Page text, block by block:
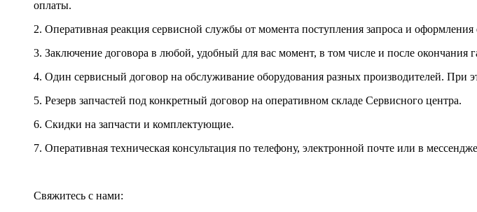
оплаты.
2. Оперативная реакция сервисной службы от момента поступления запроса и
3. Заключение договора в любой, удобный для вас момент, в том числе и после окончания
4. Один сервисный договор на обслуживание оборудования разных производителей. При
5. Резерв запчастей под конкретный договор на оперативном складе Сервисного центра.
6. Скидки на запчасти и комплектующие.
7. Оперативная техническая консультация по телефону, электронной почте или в
Свяжитесь с нами: